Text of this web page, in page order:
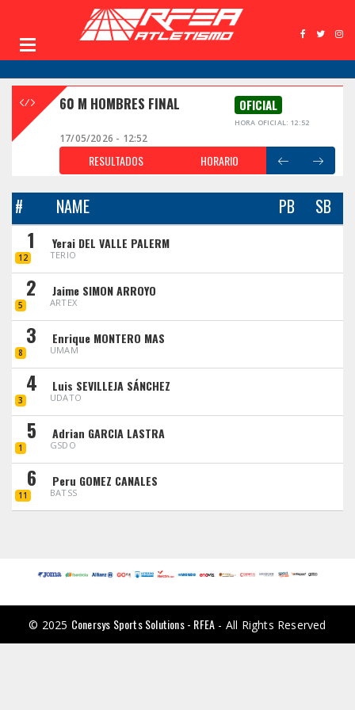
60 M HOMBRES FINAL OFICIAL
HORA OFICIAL: 12:52
17/05/2026 - 12:52
RESULTADOS HORARIO
# NAME PB SB
1
12
Yerai DEL VALLE PALERM
TERIO
2
5
Jaime SIMON ARROYO
ARTEX
3
8
Enrique MONTERO MAS
UMAM
4
3
Luis SEVILLEJA SÁNCHEZ
UDATO
5
1
Adrian GARCIA LASTRA
GSDO
6
11
Peru GOMEZ CANALES
BATSS
© 2025 Conersys Sports Solutions - RFEA - All Rights Reserved